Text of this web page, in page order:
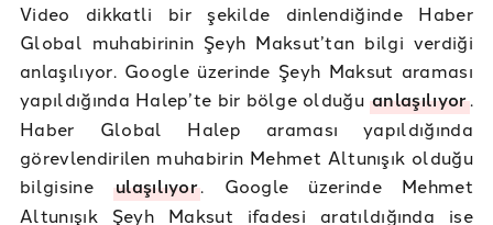
Video dikkatli bir şekilde dinlendiğinde Haber
Global muhabirinin Şeyh Maksut’tan bilgi verdiği
anlaşılıyor. Google üzerinde Şeyh Maksut araması
yapıldığında Halep’te bir bölge olduğuanlaşılıyor.
Haber Global Halep araması yapıldığında
görevlendirilen muhabirin Mehmet Altunışık olduğu
bilgisine ulaşılıyor. Google üzerinde Mehmet
Altunışık Şeyh Maksut ifadesi aratıldığında ise